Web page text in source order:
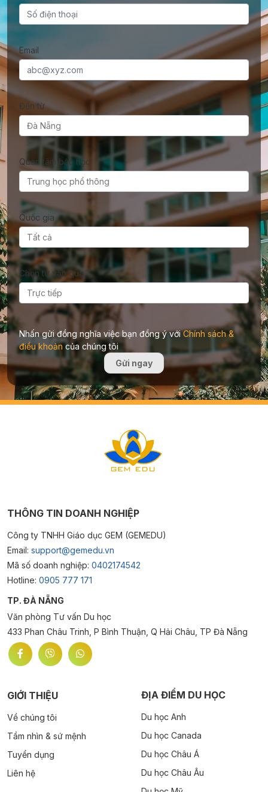
Email
Đến từ
Quan tâm bậc học
Quốc gia
Chọn tư vấn qua
Nhấn gửi đồng nghĩa việc bạn đồng ý vớiChính sách &
điều khoảncủa chúng tôi
Gửi ngay
THÔNG TIN DOANH NGHIỆP
Công ty TNHH Giáo dục GEM (GEMEDU)
Email: support@gemedu.vn
Mã số doanh nghiệp: 0402174542
Hotline: 0905 777 171
TP. ĐÀ NẴNG
Văn phòng Tư vấn Du học
433 Phan Châu Trinh, P Bình Thuận, Q Hải Châu, TP Đà Nẵng
GIỚI THIỆU
Về chúng tôi
Tầm nhìn & sứ mệnh
Tuyển dụng
Liên hệ
ĐỊA ĐIỂM DU HỌC
Du học Anh
Du học Canada
Du học Châu Á
Du học Châu Âu